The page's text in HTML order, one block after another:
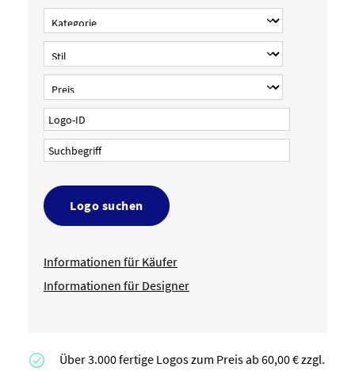
Logo suchen
Informationen für Käufer
Informationen für Designer
Über 3.000 fertige Logos zum Preis ab 60,00 € zzgl.